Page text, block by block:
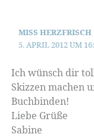
MISS HERZFRISCH
5. APRIL 2012 UM
Ich wünsch dir
Skizzen machen
Buchbinden!
Liebe Grüße
Sabine